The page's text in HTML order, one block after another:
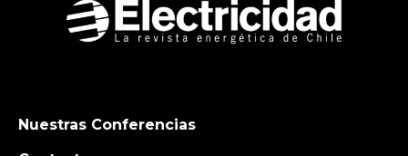
Nuestras Conferencias